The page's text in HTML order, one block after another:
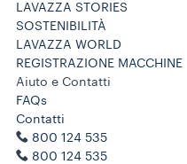
LAVAZZA STORIES
SOSTENIBILITÀ
LAVAZZA WORLD
REGISTRAZIONE MACCHINE
Aiuto e Contatti
FAQs
Contatti
800 124 535
800 124 535